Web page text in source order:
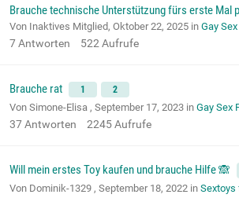
Brauche technische Unterstützung fürs erste Mal
Von Inaktives Mitglied, Oktober 22, 2025 in Gay
7Antworten 522Aufrufe
Brauche rat 1 2
Von Simone-Elisa , September 17, 2023 in Gay Sex
37Antworten 2245Aufrufe
Will mein erstes Toy kaufen und brauche Hilfe 🙈
Von Dominik-1329 , September 18, 2022 in Sextoys